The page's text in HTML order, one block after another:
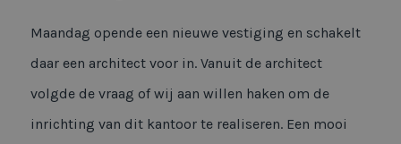
Maandag opende een nieuwe vestiging en schakelt
daar een architect voor in. Vanuit de architect
volgde de vraag of wij aan willen haken om de
inrichting van dit kantoor te realiseren. Een mooi